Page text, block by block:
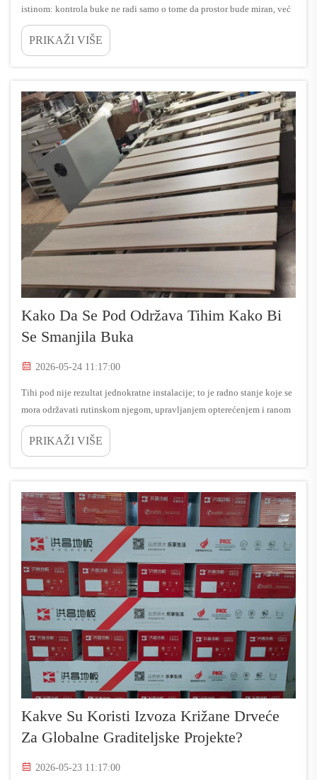
istinom: kontrola buke ne radi samo o tome da prostor bude miran, već
direktno utiče na koncentraciju, privatnost govora i kvalitet sastanaka.
Tihi pod radi najbolje kada je...
PRIKAŽI VIŠE
Kako Da Se Pod Održava Tihim Kako Bi
Se Smanjila Buka
2026-05-24 11:17:00
Tihi pod nije rezultat jednokratne instalacije; to je radno stanje koje se
mora održavati rutinskom njegom, upravljanjem opterećenjem i ranom
ispravom malih mana. U industrijskim i komercijalnim okruženjima,
tihi pod pomaže...
PRIKAŽI VIŠE
Kakve Su Koristi Izvoza Križane Drveće
Za Globalne Graditeljske Projekte?
2026-05-23 11:17:00